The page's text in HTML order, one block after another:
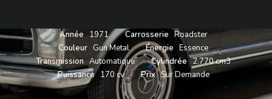
Année 1971 Carrosserie Roadster
Couleur Gun Metal Énergie Essence
Transmission Automatique Cylindrée 2.770 cm3
Puissance 170 cv Prix Sur Demande